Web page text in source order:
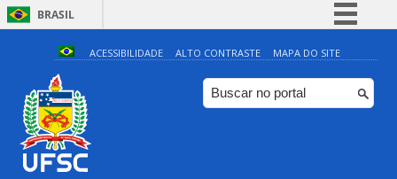
BRASIL
Simplifique!
Comunica BR
Participe
ACESSIBILIDADE ALTO CONTRASTE MAPA DO SITE